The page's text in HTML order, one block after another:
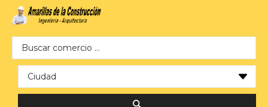
Search …